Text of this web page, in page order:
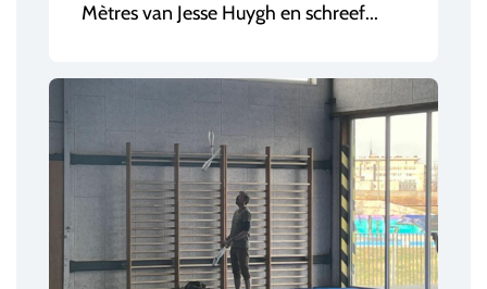
Mètres van Jesse Huygh en schreef...